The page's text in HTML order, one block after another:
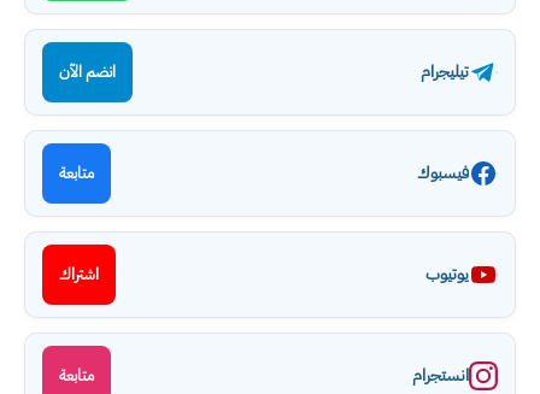
تيليجرام انضم الآن
فيسبوك متابعة
يوتيوب اشتراك
انستجرام متابعة